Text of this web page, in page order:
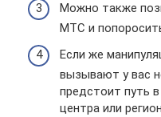
Можно также
МТС и
Если же
вызывают у вас
предстоит путь
центра или